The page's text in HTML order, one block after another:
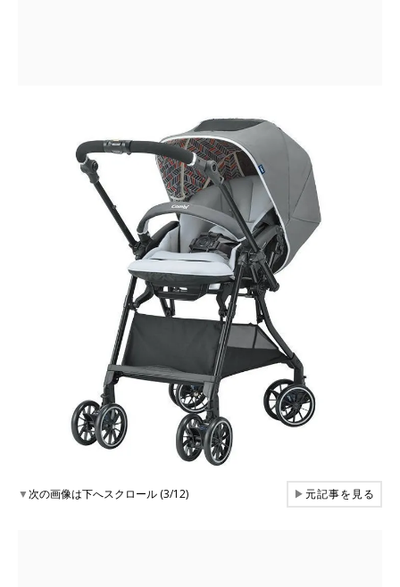
▼次の画像は下へスクロール (3/12) ▶元記事を見る